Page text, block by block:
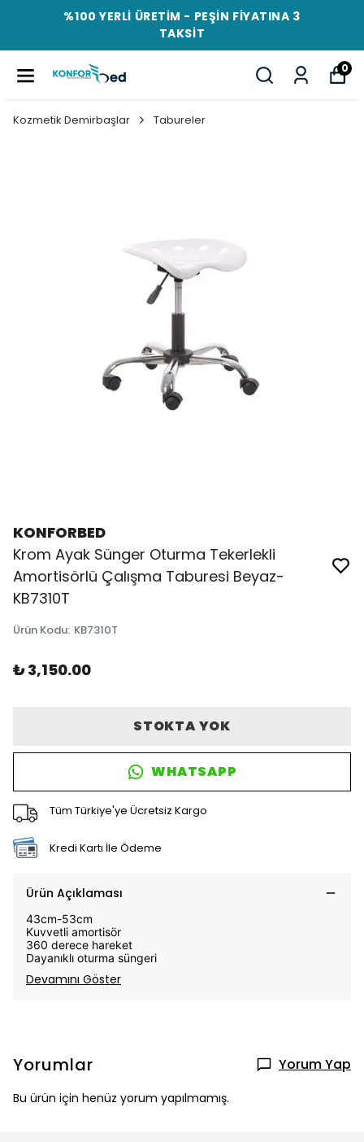
%100 YERLİ ÜRETİM - PEŞİN FİYATINA 3
TAKSİT
0
Kozmetik Demirbaşlar Tabureler
KONFORBED
Krom Ayak Sünger Oturma Tekerlekli
Amortisörlü Çalışma Taburesi Beyaz-
KB7310T
Ürün Kodu: KB7310T
₺ 3,150.00
STOKTA YOK
WHATSAPP
Tüm Türkiye'ye Ücretsiz Kargo
Kredi Kartı İle Ödeme
Ürün Açıklaması
43cm-53cm
Kuvvetli amortisör
360 derece hareket
Dayanıklı oturma süngeri
Devamını Göster
Yorumlar Yorum Yap
Bu ürün için henüz yorum yapılmamış.